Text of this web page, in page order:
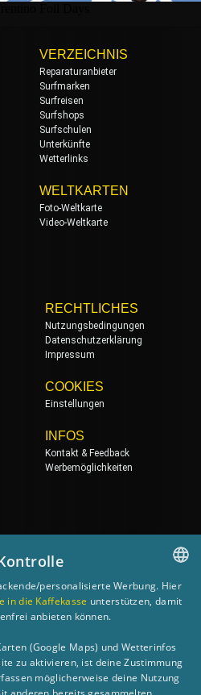
VERZEICHNIS
Reparaturanbieter
Surfmarken
Surfreisen
Surfshops
Surfschulen
Unterkünfte
Wetterlinks
WELTKARTEN
Foto-Weltkarte
Video-Weltkarte
RECHTLICHES
Nutzungsbedingungen
Datenschutzerklärung
Impressum
COOKIES
Einstellungen
INFOS
Kontakt & Feedback
Werbemöglichkeiten
GERMAN
personalisierte Werbung. Hier
in die Kaffekasse unterstützen, damit
anbieten können.
(Google Maps) und Wetterinfos
zu aktivieren, ist deine Zustimmung
möglicherweise deine Nutzung